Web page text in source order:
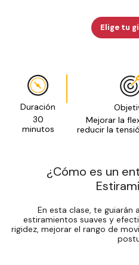
Elige tu
Duración
30
minutos
Mejorar la
reducir la
¿Cómo es un
En esta clase, te guiarán
estiramientos suaves y
rigidez, mejorar el rango de